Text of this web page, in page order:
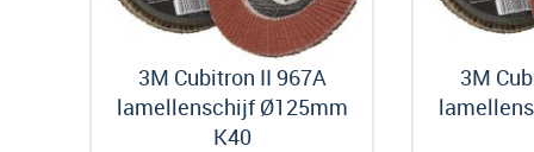
3M Cubitron II 967A
lamellenschijf Ø125mm
K40
3M